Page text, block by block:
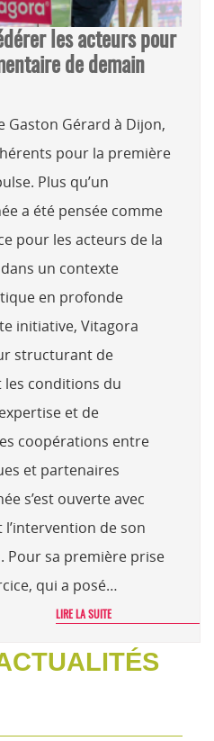
les acteurs pour
de demain
Gaston Gérard à Dijon,
pour la première
Plus qu’un
a été pensée comme
pour les acteurs de la
un contexte
en profonde
initiative, Vitagora
structurant de
les conditions du
et de
coopérations entre
et partenaires
s’est ouverte avec
l’intervention de son
Pour sa première prise
qui a posé…
LIRE LA SUITE